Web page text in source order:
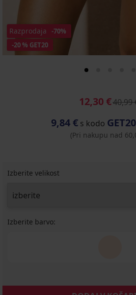
-20 % GET20
Razprodaja -70%
12,30 €40,99
9,84 €s kodo GET20
(Pri nakupu nad
Izberite velikost
Izberite barvo: